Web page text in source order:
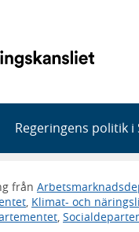
Regeringens politik i
från
Klimat- och